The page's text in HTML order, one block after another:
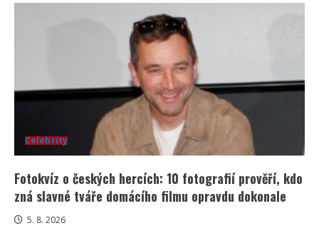
Celebrity
Fotokvíz o českých hercích: 10 fotografií prověří, kdo
zná slavné tváře domácího filmu opravdu dokonale
5. 8. 2026